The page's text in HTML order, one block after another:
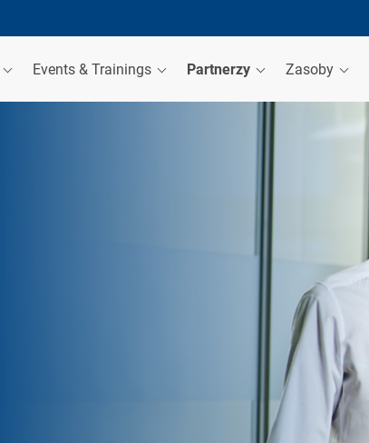
Events & Trainings Partnerzy Zasoby